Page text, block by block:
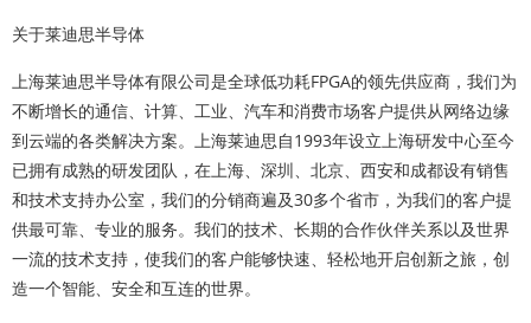
关于莱迪思半导体
上海莱迪思半导体有限公司是全球低功耗FPGA的领先供应商，我们为
不断增长的通信、计算、工业、汽车和消费市场客户提供从网络边缘
到云端的各类解决方案。上海莱迪思自1993年设立上海研发中心至今
已拥有成熟的研发团队，在上海、深圳、北京、西安和成都设有销售
和技术支持办公室，我们的分销商遍及30多个省市，为我们的客户提
供最可靠、专业的服务。我们的技术、长期的合作伙伴关系以及世界
一流的技术支持，使我们的客户能够快速、轻松地开启创新之旅，创
造一个智能、安全和互连的世界。